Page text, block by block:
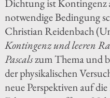
Dichtung ist Kontingenz
notwendige Bedingung
Christian Reidenbach
Kontingenz und leeren
Pascalszum Thema und
der physikalischen
neue Perspektiven auf